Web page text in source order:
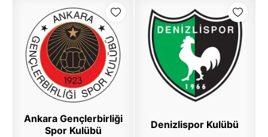
Ankara Gençlerbirliği
Spor Kulübü
Denizlispor Kulübü